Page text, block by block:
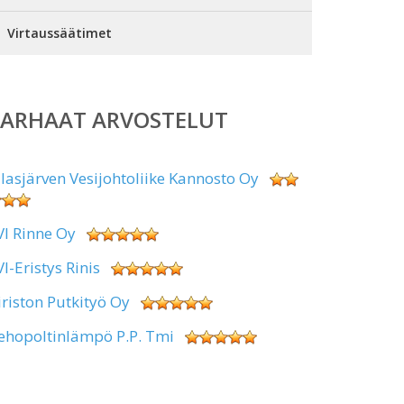
Virtaussäätimet
ARVOSTELUT
Vesijohtoliike Kannosto Oy
Rinne Oy
Eristys Rinis
Putkityö Oy
P.P. Tmi